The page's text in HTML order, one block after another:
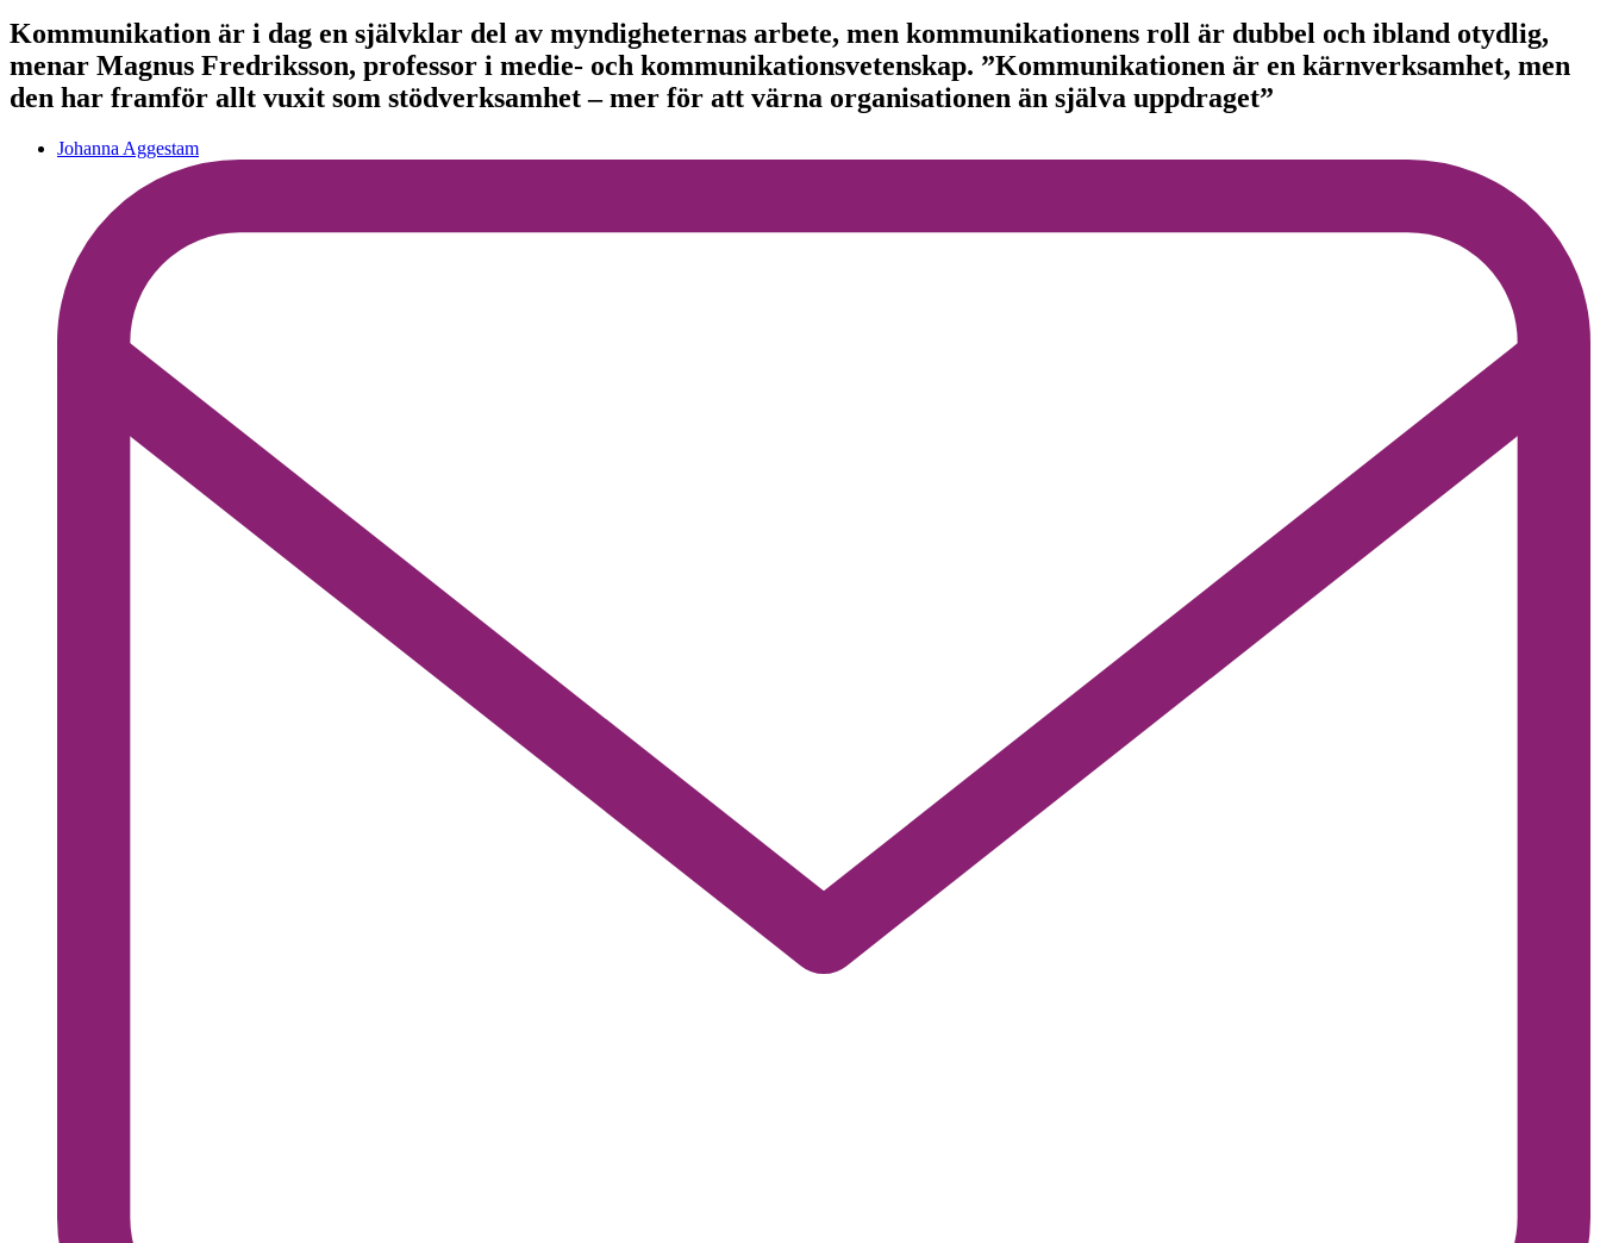
Kommunikation är i dag en självklar del av myndigheternas arbete, men kommunikationens roll är dubbel och ibland otydlig,
menar Magnus Fredriksson, professor i medie- och kommunikationsvetenskap. ”Kommunikationen är en kärnverksamhet, men
den har framför allt vuxit som stödverksamhet – mer för att värna organisationen än själva uppdraget”
Johanna Aggestam